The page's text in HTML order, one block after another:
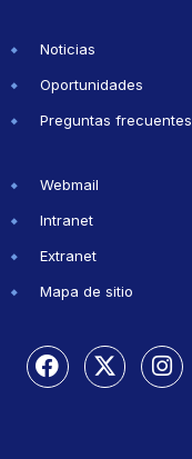
Noticias
Oportunidades
Preguntas frecuentes
Webmail
Intranet
Extranet
Mapa de sitio